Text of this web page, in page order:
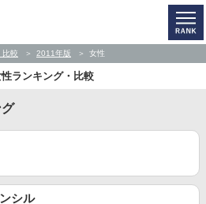
比較 2011年版 女性
性ランキング・比較
シル